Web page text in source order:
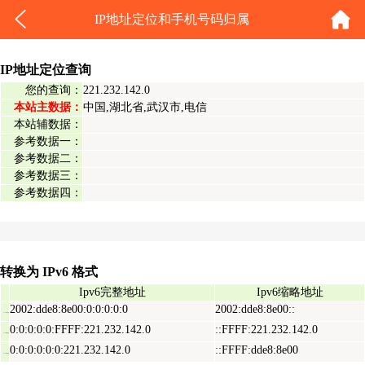
IP地址定位和手机号码归属
IP地址定位查询
您的查询： 221.232.142.0
本站主数据： 中国,湖北省,武汉市,电信
本站辅数据：
参考数据一：
参考数据二：
参考数据三：
参考数据四：
转换为 IPv6 格式
Ipv6完整地址 Ipv6缩略地址
2002:dde8:8e00:0:0:0:0:0 2002:dde8:8e00::
0:0:0:0:0:FFFF:221.232.142.0 ::FFFF:221.232.142.0
0:0:0:0:0:0:221.232.142.0 ::FFFF:dde8:8e00